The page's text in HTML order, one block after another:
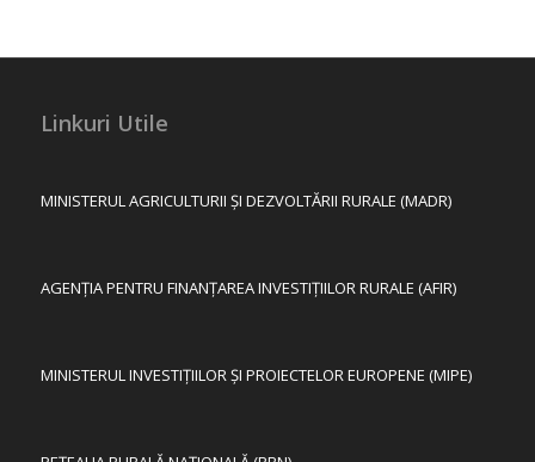
Linkuri Utile
MINISTERUL AGRICULTURII ȘI DEZVOLTĂRII RURALE (MADR)
AGENȚIA PENTRU FINANȚAREA INVESTIȚIILOR RURALE (AFIR)
MINISTERUL INVESTIȚIILOR ȘI PROIECTELOR EUROPENE (MIPE)